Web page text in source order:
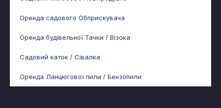
Оренда садового Обприскувача
Оренда будівельної Тачки / Візока
Садовий каток / Сівалка
Оренда Ланцюгової пили / Бензопили